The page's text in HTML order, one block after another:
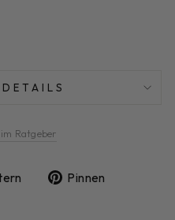
Ratgeber
Auf
Pinnen